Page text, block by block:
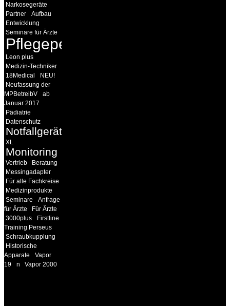
Narkosegeräte
Partner
Aufbau
Entwicklung
Seminare für Ärzte
Pflegepersonal
Leon plus
Medizin-Techniker
18Medical
NEU!
Neufassung der
MPBetreibV
ab
Januar 2017
Pädiatrie
Datenschutz
Notfallgeräte
XL
Monitoring
Vertrieb
Beratung
Messingadapter
Für alle Fachkreise
Medizinprodukte
Seminare
Anfrage
für Ärzte
Für Ärzte
3000plus
Firstline
Training Perseus
Schraubkupplung
Historische
Apparate
Vapor
19
n Vapor 2000